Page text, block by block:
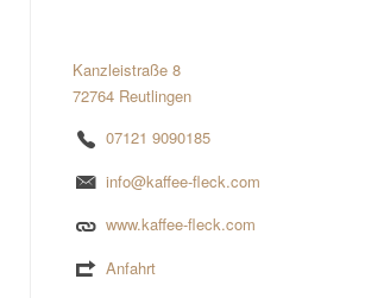
Kanzleistraße 8
72764 Reutlingen
07121 9090185
info@kaffee-fleck.com
www.kaffee-fleck.com
Anfahrt